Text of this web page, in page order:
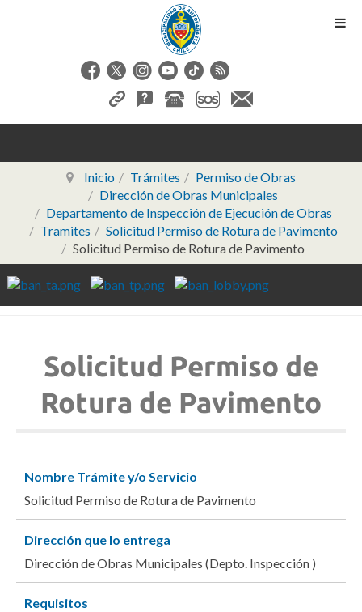
Inicio Trámites
Permiso de Obras
Dirección de Obras Municipales
Departamento de Inspección de Ejecución de Obras
Tramites
Solicitud Permiso de Rotura de Pavimento
Solicitud Permiso de Rotura de Pavimento
Solicitud Permiso de
Rotura de Pavimento
Nombre Trámite y/o Servicio
Solicitud Permiso de Rotura de Pavimento
Dirección que lo entrega
Dirección de Obras Municipales (Depto. Inspección )
Requisitos